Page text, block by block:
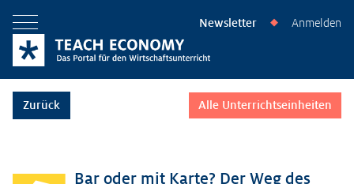
Menü öffnen Newsletter ◆ Anmelden
Zurück Alle Unterrichtseinheiten
Bar oder mit Karte? Der Weg des